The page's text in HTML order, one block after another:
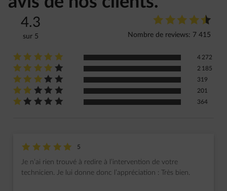
4.3
sur 5
Note
star-rating star-ratingstar-rating star-ratingstar-rating
star-rating
Nombre de reviews: 7 415
Note : 5 sur 5
star-rating star-rating star-rating star-rating star-rating 4 272
Note : 4 sur 5
star-rating star-rating star-rating star-rating star-rating 2 185
Note : 3 sur 5
star-rating star-rating star-rating star-rating star-rating 319
Note : 2 sur 5
star-rating star-rating star-rating star-rating star-rating 201
Note : 1 sur 5
star-rating star-rating star-rating star-rating star-rating 364
Note : 5 sur 5
star-rating star-rating star-rating star-rating star-rating 5
Je n’ai rien trouvé à redire à l’intervention de votre
technicien. Je lui donne donc l’appréciation : Très bien.